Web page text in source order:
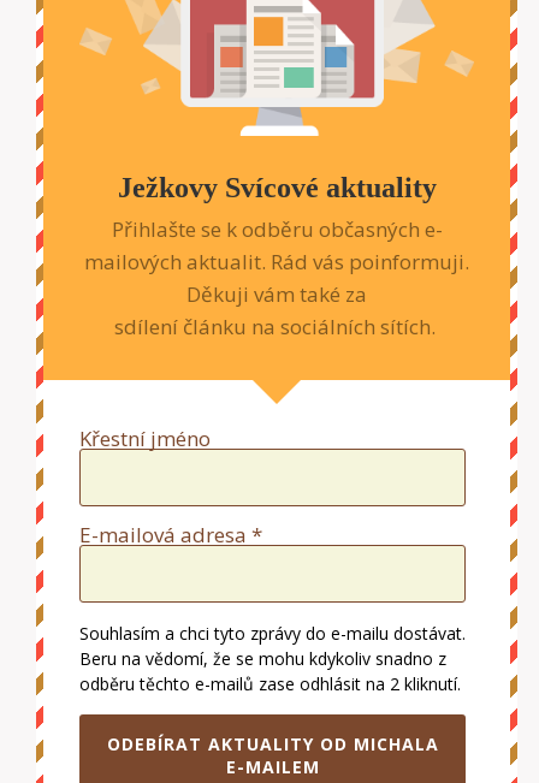
Ježkovy Svícové aktuality
Přihlašte se k odběru občasných e-
mailových aktualit. Rád vás poinformuji.
Děkuji vám také za
sdílení článku na sociálních sítích.
Křestní jméno
E-mailová adresa *
Souhlasím a chci tyto zprávy do e-mailu dostávat.
Beru na vědomí, že se mohu kdykoliv snadno z
odběru těchto e-mailů zase odhlásit na 2 kliknutí.
ODEBÍRAT AKTUALITY OD MICHALA
E-MAILEM